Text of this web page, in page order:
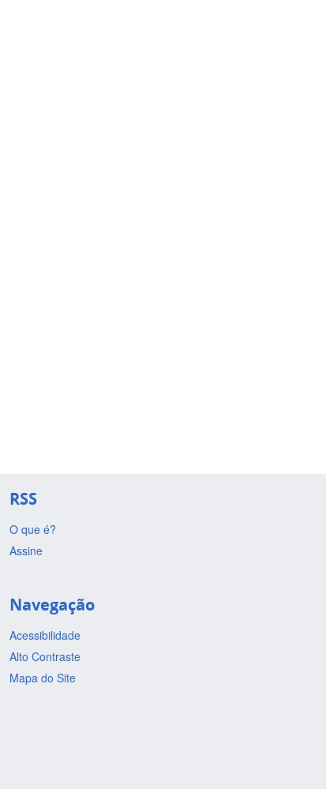
RSS
O que é?
Assine
Navegação
Acessibilidade
Alto Contraste
Mapa do Site